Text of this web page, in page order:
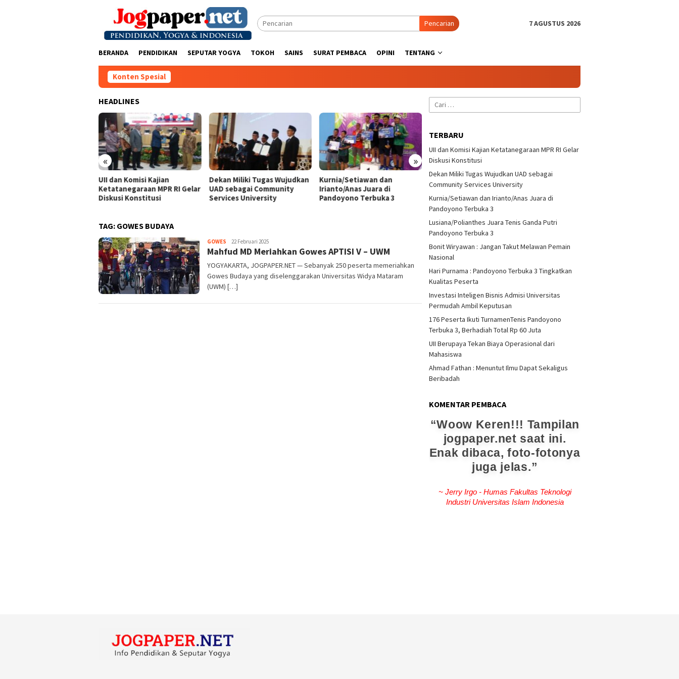
Pencarian 7 AGUSTUS 2026
BERANDA PENDIDIKAN SEPUTAR YOGYA TOKOH SAINS SURAT PEMBACA OPINI TENTANG
Konten Spesial
HEADLINES
« »
UII dan Komisi Kajian
Ketatanegaraan MPR RI Gelar
Diskusi Konstitusi
Dekan Miliki Tugas Wujudkan
UAD sebagai Community
Services University
Kurnia/Setiawan dan
Irianto/Anas Juara di
Pandoyono Terbuka 3
Lusiana/Polianthes Juara
Tenis Ganda Putri
Pandoyono Terbuka 3
Bonit Wiryawan : Jangan
Nasional
TAG: GOWES BUDAYA
GOWES Heri
Purwata
22 Februari 2025
Mahfud MD Meriahkan Gowes APTISI V – UWM
YOGYAKARTA, JOGPAPER.NET — Sebanyak 250 peserta memeriahkan
Gowes Budaya yang diselenggarakan Universitas Widya Mataram
(UWM) […]
Cari
untuk:
TERBARU
UII dan Komisi Kajian Ketatanegaraan MPR RI Gelar
Diskusi Konstitusi
Dekan Miliki Tugas Wujudkan UAD sebagai
Community Services University
Kurnia/Setiawan dan Irianto/Anas Juara di
Pandoyono Terbuka 3
Lusiana/Polianthes Juara Tenis Ganda Putri
Pandoyono Terbuka 3
Bonit Wiryawan : Jangan Takut Melawan Pemain
Nasional
Hari Purnama : Pandoyono Terbuka 3 Tingkatkan
Kualitas Peserta
Investasi Inteligen Bisnis Admisi Universitas
Permudah Ambil Keputusan
176 Peserta Ikuti TurnamenTenis Pandoyono
Terbuka 3, Berhadiah Total Rp 60 Juta
UII Berupaya Tekan Biaya Operasional dari
Mahasiswa
Ahmad Fathan : Menuntut Ilmu Dapat Sekaligus
Beribadah
KOMENTAR PEMBACA
Woow Keren!!! Tampilan
jogpaper.net saat ini.
Enak dibaca, foto-fotonya
juga jelas.
~ Jerry Irgo - Humas Fakultas Teknologi
Industri Universitas Islam Indonesia